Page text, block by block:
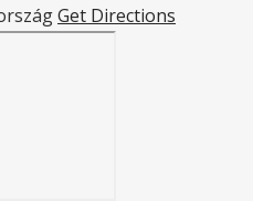
Get Directions